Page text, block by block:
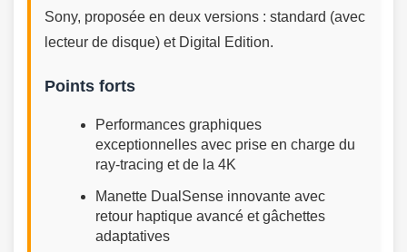
Sony, proposée en deux versions : standard (avec
lecteur de disque) et Digital Edition.
Points forts
Performances graphiques
exceptionnelles avec prise en charge du
ray-tracing et de la 4K
Manette DualSense innovante avec
retour haptique avancé et gâchettes
adaptatives